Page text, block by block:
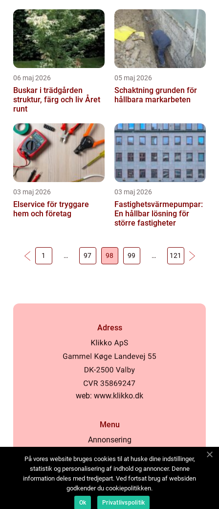
06 maj 2026
Buskar i trädgården
struktur, färg och liv Året
runt
05 maj 2026
Schaktning grunden för
hållbara markarbeten
03 maj 2026
Elservice för tryggare
hem och företag
03 maj 2026
Fastighetsvärmepumpar:
En hållbar lösning för
större fastigheter
1 … 97 98 99 … 121
Adress
web: www.klikko.dk
Menu
Annonsering
Cookies
Kontakta oss
Sitemap
På vores website bruges cookies til at huske dine indstillinger,
statistik og personalisering af indhold og annoncer. Denne
information deles med tredjepart. Ved fortsat brug af websiden
godkender du cookiepolitikken.
Ok Privatlivspolitik